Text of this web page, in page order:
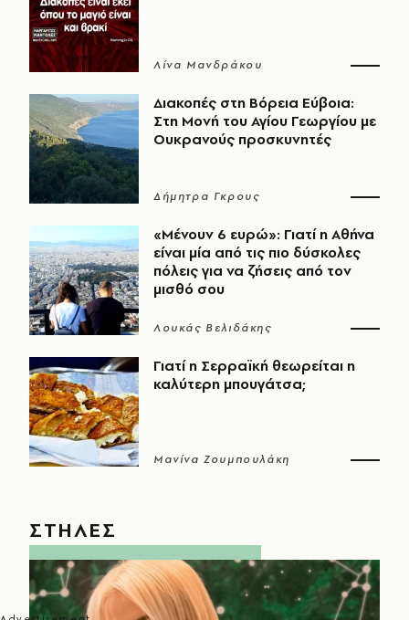
Λίνα Μανδράκου
Διακοπές στη Βόρεια Εύβοια:
Στη Μονή του Αγίου Γεωργίου με
Ουκρανούς προσκυνητές
Δήμητρα Γκρους
«Μένουν 6 ευρώ»: Γιατί η Αθήνα
είναι μία από τις πιο δύσκολες
πόλεις για να ζήσεις από τον
μισθό σου
Λουκάς Βελιδάκης
Γιατί η Σερραϊκή θεωρείται η
καλύτερη μπουγάτσα;
Μανίνα Ζουμπουλάκη
ΣΤΗΛΕΣ